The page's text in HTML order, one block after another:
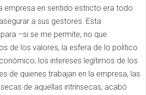
empresa en sentido estricto era todo
a sus gestores. Esta
–si se me permite, no que
de los valores, la esfera de lo político
los intereses legítimos de los
de quienes trabajan en la empresa, las
de aquellas intrínsecas, acabó